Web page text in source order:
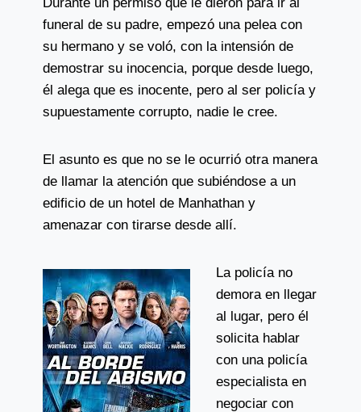
funeral de su padre, empezó una pelea con
su hermano y se voló, con la intensión de
demostrar su inocencia, porque desde luego,
él alega que es inocente, pero al ser policía y
supuestamente corrupto, nadie le cree.
El asunto es que no se le ocurrió otra manera
de llamar la atención que subiéndose a un
edificio de un hotel de Manhathan y
amenazar con tirarse desde allí.
La policía no
demora en llegar
al lugar, pero él
solicita hablar
con una policía
especialista en
negociar con